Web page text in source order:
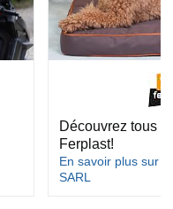
Découvrez tous
Ferplast!
En savoir plus sur
SARL